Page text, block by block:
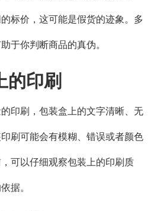
标价，这可能是假货的迹象。多
于你判断商品的真伪。
的印刷
印刷，包装盒上的文字清晰、无
刷可能会有模糊、错误或者颜色
可以仔细观察包装上的印刷质
据。